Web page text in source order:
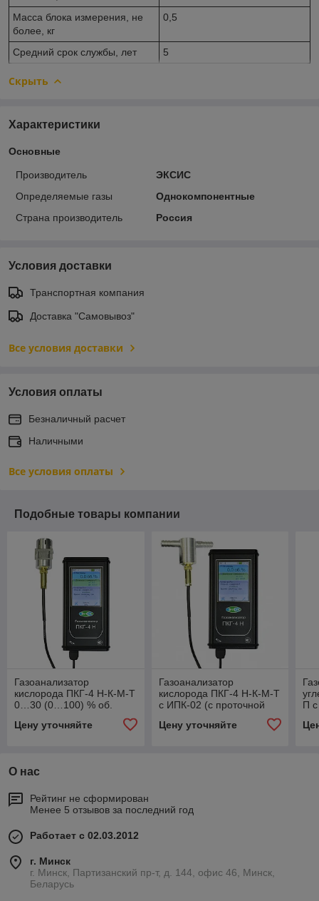
Масса блока измерения, не
более, кг
0,5
Средний срок службы, лет 5
Скрыть
Характеристики
Основные
Производитель
ЭКСИС
Определяемые газы
Однокомпонентные
Страна производитель
Россия
Условия доставки
Транспортная компания
Доставка "Самовывоз"
Все условия доставки
Условия оплаты
Безналичный расчет
Наличными
Все условия оплаты
Подобные товары компании
Газоанализатор
кислорода ПКГ-4 Н-К-М-Т
0…30 (0…100) % об.
Цену уточняйте
Газоанализатор
кислорода ПКГ-4 Н-К-М-Т
с ИПК-02 (с проточной
Цену уточняйте
П
О нас
Рейтинг не сформирован
Менее 5 отзывов за последний год
Работает с 02.03.2012
г. Минск
г. Минск, Партизанский пр-т, д. 144, офис 46, Минск,
Беларусь